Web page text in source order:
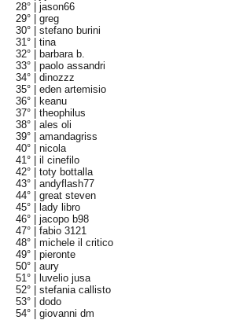
28° |jason66
29° |greg
30° |stefano burini
31° |tina
32° |
barbara b.
33° |paolo assandri
34° |dinozzz
35° |eden artemisio
36° |
keanu
37° |theophilus
38° |ales oli
39° |amandagriss
40° |nicola
41° |il cinefilo
42° |toty bottalla
43° |andyflash77
44° |great steven
45° |
lady libro
46° |jacopo b98
47° |fabio 3121
48° |michele il critico
49° |pieronte
50° |aury
51° |
luvelio jusa
52° |stefania callisto
53° |dodo
54° |giovanni dm